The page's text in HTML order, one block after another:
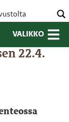
VALIKKO
22.4.